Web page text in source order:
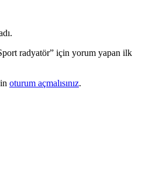
radyatör” için yorum yapan ilk
oturum açmalısınız.